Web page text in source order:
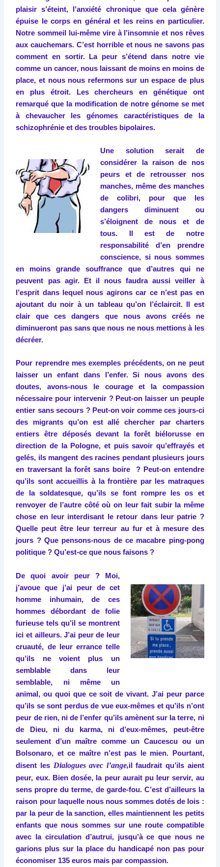
plaisir s’éteint, l’anxiété chronique que cela génère
épuise le corps en général et les reins en particulier.
Notre sommeil lui-même vire à l’insomnie et nos rêves
aux cauchemars. C’est horrible et nous ne savons pas
comment en sortir. La peur s’étend dans notre vie
comme un cancer, nous laissant de moins en moins de
place, et nous nous refermons sur un espace de plus
en plus étroit. Les chercheurs en génétique ont
remarqué que la modification de notre génome se met
à chevaucher les génomes caractéristiques de la
schizophrénie et des troubles bipolaires.
Une solution serait de
considérer la raison de nos
peurs et de retrousser nos
manches, même des manches
de colibri, pour que les
dangers diminuent ou
s’éloignent de nous et de
tous. Il est de notre
responsabilité d’en prendre
conscience, si nous sommes
en moins grande souffrance que d’autres qui ne
peuvent pas agir. Et il nous faudra aussi veiller à
l’esprit dans lequel nous agirons car ce n’est pas en
ajoutant du noir à un tableau qu’on l’éclaircit. Il est
clair que ces dangers que nous avons créés ne
diminueront pas sans que nous ne nous mettions à les
décréer.
Pour reprendre mes exemples précédents, on ne peut
laisser un enfant dans l’enfer. Si nous avons des
doutes, avons-nous le courage et la compassion
nécessaire pour intervenir ? Peut-on laisser un peuple
entier sans secours ? Peut-on voir comme ces jours-ci
des migrants qu’on est allé chercher par charters
entiers être déposés devant la forêt biélorusse en
direction de la Pologne, et puis savoir qu’effrayés et
gelés, ils mangent des racines pendant plusieurs jours
en traversant la forêt sans boire ? Peut-on entendre
qu’ils sont accueillis à la frontière par les matraques
de la soldatesque, qu’ils se font rompre les os et
renvoyer de l’autre côté où on leur fait subir la même
chose en leur interdisant le retour dans leur patrie ?
Quelle peut être leur terreur au fur et à mesure des
jours ? Que pensons-nous de ce macabre ping-pong
politique ? Qu’est-ce que nous faisons ?
De quoi avoir peur ? Moi,
j’avoue que j’ai peur de cet
homme inhumain, de ces
hommes débordant de folie
furieuse tels qu’il se montrent
ici et ailleurs. J’ai peur de leur
cruauté, de leur errance telle
qu’ils ne voient plus un
semblable dans leur
semblable, ni même un
animal, ou quoi que ce soit de vivant. J’ai peur parce
qu’ils se sont perdus de vue eux-mêmes et qu’ils n’ont
peur de rien, ni de l’enfer qu’ils amènent sur la terre, ni
de Dieu, ni du karma, ni d’eux-mêmes, peut-être
seulement d’un maître comme un Caucescu ou un
Bolsonaro, et ce maître n’est pas le mien. Pourtant,
disent les Dialogues avec l’ange,il faudrait qu’ils aient
peur, eux. Bien dosée, la peur aurait pu leur servir, au
sens propre du terme, de garde-fou. C’est d’ailleurs la
raison pour laquelle nous nous sommes dotés de lois :
par la peur de la sanction, elles maintiennent les petits
enfants que nous sommes sur une route compatible
avec la circulation d’autrui, jusqu’à ce que nous ne
garions plus sur la place du handicapé non pas pour
économiser 135 euros mais par compassion.